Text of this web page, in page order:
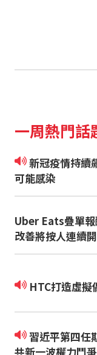
一周熱門話
新冠疫情持續飆升 常見八大症狀 沒發燒也
可能感染
Uber Eats疊單
改善將按人連續
HTC打造虛擬
習近平第四任期穩了？從五中全會解析中
共新一波權力鬥爭